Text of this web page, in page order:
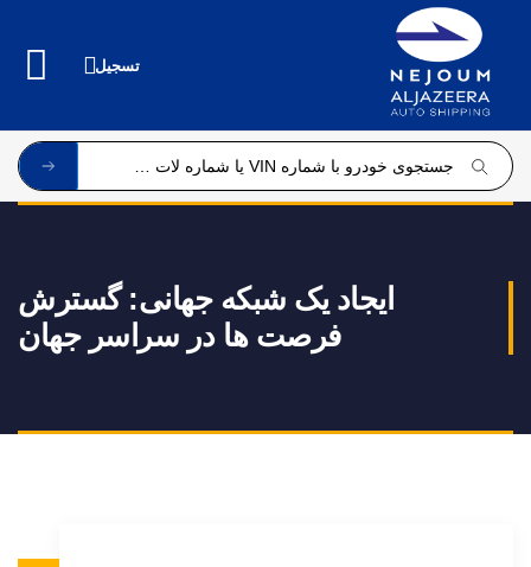
ایجاد یک شبکه جهانی: گسترش
فرصت ها در سراسر جهان